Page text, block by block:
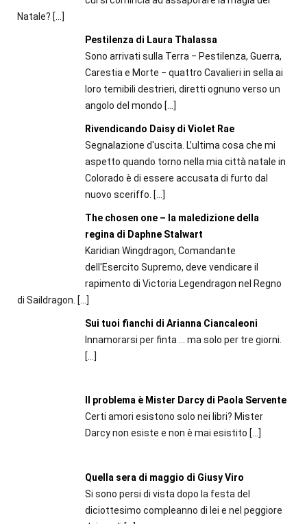
Natale? […]
Pestilenza di Laura Thalassa
Sono arrivati sulla Terra ‒ Pestilenza, Guerra,
Carestia e Morte ‒ quattro Cavalieri in sella ai
loro temibili destrieri, diretti ognuno verso un
angolo del mondo […]
Rivendicando Daisy di Violet Rae
Segnalazione d'uscita. L’ultima cosa che mi
aspetto quando torno nella mia città natale in
Colorado è di essere accusata di furto dal
nuovo sceriffo. […]
The chosen one – la maledizione della
regina di Daphne Stalwart
Karidian Wingdragon, Comandante
dell'Esercito Supremo, deve vendicare il
rapimento di Victoria Legendragon nel Regno
di Saildragon. […]
Sui tuoi fianchi di Arianna Ciancaleoni
Innamorarsi per finta ... ma solo per tre giorni.
[…]
Il problema è Mister Darcy di Paola Servente
Certi amori esistono solo nei libri? Mister
Darcy non esiste e non è mai esistito […]
Quella sera di maggio di Giusy Viro
Si sono persi di vista dopo la festa del
diciottesimo compleanno di lei e nel peggiore